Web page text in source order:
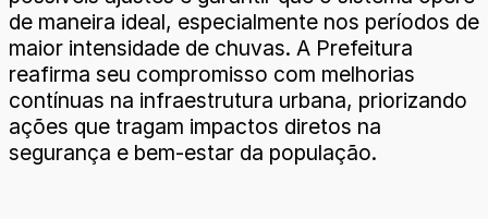
de maneira ideal, especialmente nos períodos de
maior intensidade de chuvas. A Prefeitura
reafirma seu compromisso com melhorias
contínuas na infraestrutura urbana, priorizando
ações que tragam impactos diretos na
segurança e bem-estar da população.